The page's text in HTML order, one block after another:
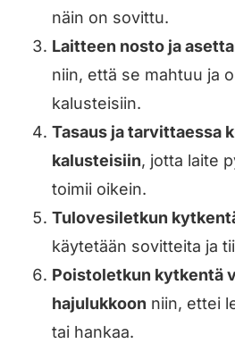
näin on sovittu.
Laitteen nosto ja
niin, että se mahtuu ja
kalusteisiin.
Tasaus ja tarvittaessa
kalusteisiin, jotta laite
toimii oikein.
Tulovesiletkun
käytetään sovitteita ja
Poistoletkun kytkentä
hajulukkoon niin, ettei
tai hankaa.